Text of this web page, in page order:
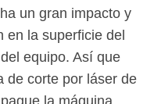
un gran impacto y
en la superficie del
equipo. Así que
de corte por láser de
la máquina